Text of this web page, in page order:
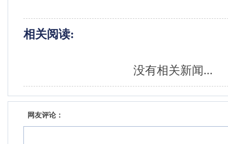
相关阅读:
没有相关新闻...
网友评论：